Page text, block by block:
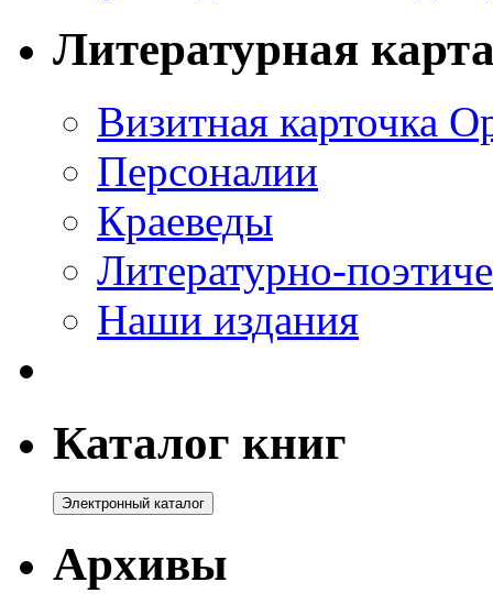
Литературная
Визитная карточка
Персоналии
Краеведы
Литературно-
Наши издания
Каталог книг
Архивы